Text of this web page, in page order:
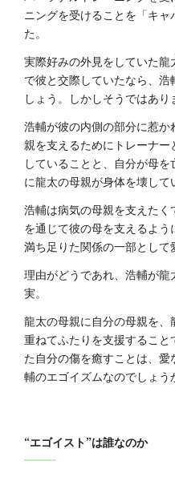
ニングを受けることを「キ
た。
実際好みの外見をしていた
で彼と交際していたなら、
しょう。しかしそうではあり
浩輔が彼の内側の部分に惹
親を支えるためにトレーナ
していることと、自分が母
に龍太の母親が身体を壊して
浩輔は病気の母親を支えた
を通じて彼の母を支えるよ
満ち足りた関係の一部として
理由がどうであれ、浩輔が
実。
龍太の母親に自分の母親を
重ねてふたりを支援するこ
た自分の傷を癒すことは、
輔のエゴイズムなのでしょう
“エゴイスト”は誰なのか